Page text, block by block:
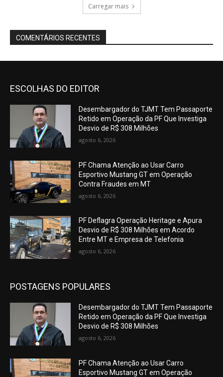
Carregar mais
COMENTÁRIOS RECENTES
ESCOLHAS DO EDITOR
Desembargador do TJMT Tem Passaporte
Retido em Operação da PF Que Investiga
Desvio de R$ 308 Milhões
agosto 6, 2026
PF Chama Atenção ao Usar Carro
Esportivo Mustang GT em Operação
Contra Fraudes em MT
agosto 6, 2026
PF Deflagra Operação Heritage e Apura
Desvio de R$ 308 Milhões em Acordo
Entre MT e Empresa de Telefonia
agosto 6, 2026
POSTAGENS POPULARES
Desembargador do TJMT Tem Passaporte
Retido em Operação da PF Que Investiga
Desvio de R$ 308 Milhões
agosto 6, 2026
PF Chama Atenção ao Usar Carro
Esportivo Mustang GT em Operação